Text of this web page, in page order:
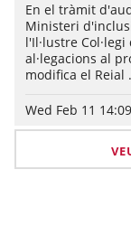
En el tràmit
Ministeri
l'Il·lustre
al·legacions al
modifica el Reial
Wed Feb 11